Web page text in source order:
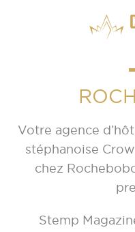
Votre agence
stéphanoise
chez
Stemp